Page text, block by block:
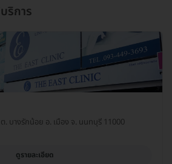
ริการ
บางรักน้อย อ. เมือง จ. นนทบุรี 11000
ดูรายละเอียด